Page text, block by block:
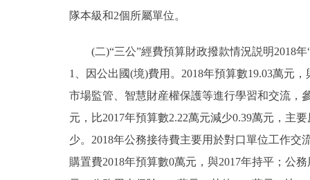
隊本級和2個所屬單位。
(二)“三公”經費預算財政撥款情況説明2018年“
1、因公出國(境)費用。2018年預算數19.03萬元
市場監管、智慧財産權保護等進行學習和交流，
元，比2017年預算數2.22萬元減少0.39萬元，主
少。2018年公務接待費主要用於對口單位工作交
購置費2018年預算數0萬元，與2017年持平；公